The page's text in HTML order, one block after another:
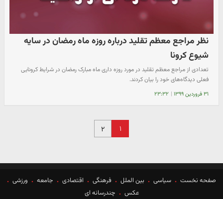
نظر مراجع معظم تقلید در‌باره روزه ماه رمضان در سایه
شیوع کرونا
تعدادی از مراجع معظم تقلید در مورد روزه داری ماه مبارک رمضان در شرایط کرونایی
فعلی دیدگاه‌های خود را بیان کردند.
۳۱ فروردین ۱۳۹۹ | ۲۳:۳۲
۱ ۲
صفحه نخست سیاسی بین الملل فرهنگی اقتصادی جامعه
ورزشی
عکس
چندرسانه ای